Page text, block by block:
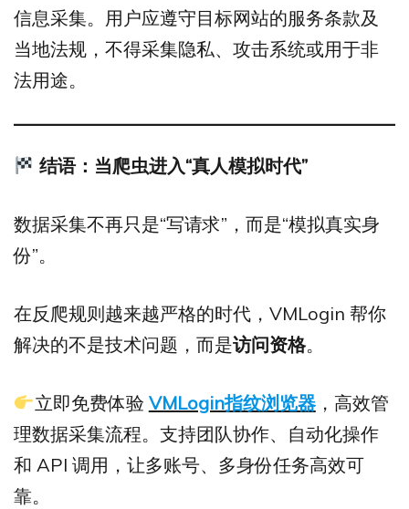
信息采集。用户应遵守目标网站的服务条款及
当地法规，不得采集隐私、攻击系统或用于非
法用途。
结语：当爬虫进入“真人模拟时代”
数据采集不再只是“写请求”，而是“模拟真实身
份”。
在反爬规则越来越严格的时代，VMLogin 帮你
解决的不是技术问题，而是访问资格。
立即免费体验 VMLogin指纹浏览器，高效管
理数据采集流程。支持团队协作、自动化操作
和 API 调用，让多账号、多身份任务高效可
靠。